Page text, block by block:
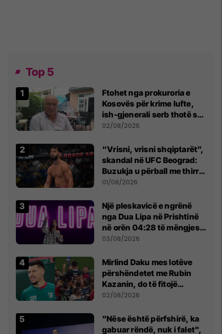
Top 5
Ftohet nga prokuroria e
Kosovës për krime lufte,
ish-gjenerali serb thotë se
dikush e tradhtoi në
02/08/2026
“Vrisni, vrisni shqiptarët”,
skandal në UFC Beograd:
Buzukja u përball me thirrje
anti-shqiptare nga
01/08/2026
Një pleskavicë e ngrënë
nga Dua Lipa në Prishtinë
në orën 04:28 të mëngjesit
- dhe bota digjitale serbe
03/08/2026
Mirlind Daku mes lotëve
përshëndetet me Rubin
Kazanin, do të fitojë
miliona te Spartak Moska
02/08/2026
"Nëse është përfshirë, ka
gabuar rëndë, nuk i falet",